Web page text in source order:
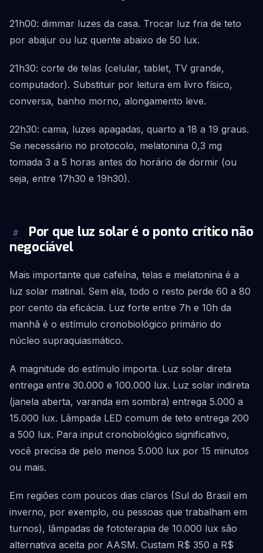
21h00: dimmar luzes da casa. Trocar luz fria de teto
por abajur ou luz quente abaixo de 50 lux.
21h30: corte de telas (celular, tablet, TV grande,
computador). Substituir por leitura em livro físico,
conversa, banho morno, alongamento leve.
22h30: cama, luzes apagadas, quarto a 18 a 19 graus.
Se necessário no protocolo, melatonina 0,3 mg
tomada 3 a 5 horas antes do horário de dormir (ou
seja, entre 17h30 e 19h30).
#
Por que luz solar é o ponto crítico não
negociável
Mais importante que cafeína, telas e melatonina é a
luz solar matinal. Sem ela, todo o resto perde 60 a 80
por cento da eficácia. Luz forte entre 7h e 10h da
manhã é o estímulo cronobiológico primário do
núcleo supraquiasmático.
A magnitude do estímulo importa. Luz solar direta
entrega entre 30.000 e 100.000 lux. Luz solar indireta
(janela aberta, varanda em sombra) entrega 5.000 a
15.000 lux. Lâmpada LED comum de teto entrega 200
a 500 lux. Para input cronobiológico significativo,
você precisa de pelo menos 5.000 lux por 15 minutos
ou mais.
Em regiões com poucos dias claros (Sul do Brasil em
inverno, por exemplo, ou pessoas que trabalham em
turnos), lâmpadas de fototerapia de 10.000 lux são
alternativa aceita por AASM. Custam R$ 350 a R$